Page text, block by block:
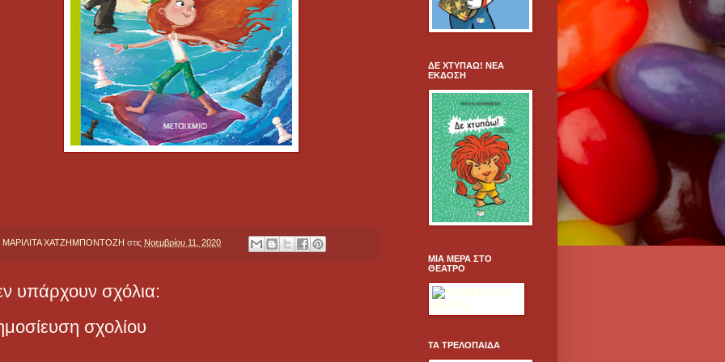
ΜΑΡΙΛΙΤΑ ΧΑΤΖΗΜΠΟΝΤΟΖΗ στις Νοεμβρίου 11, 2020
υπάρχουν σχόλια:
σχολίου
ΔΕ ΧΤΥΠΑΩ! ΝΕΑ
ΕΚΔΟΣΗ
ΜΙΑ ΜΕΡΑ ΣΤΟ
ΘΕΑΤΡΟ
ΤΑ ΤΡΕΛΟΠΑΙΔΑ